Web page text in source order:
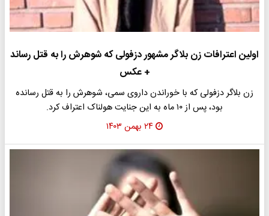
اولین اعترافات زن بلاگر مشهور دزفولی که شوهرش را به قتل رساند
+ عکس
زن بلاگر دزفولی که با خوراندن داروی سمی، شوهرش را به قتل رسانده
بود، پس از ۱۰ ماه به این جنایت هولناک اعتراف کرد.
۲۴ بهمن ۱۴۰۳